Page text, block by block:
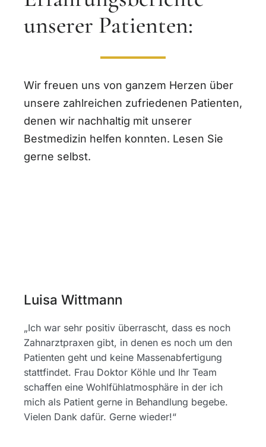
unserer Patienten:
Wir freuen uns von ganzem Herzen über
unsere zahlreichen zufriedenen Patienten,
denen wir nachhaltig mit unserer
Bestmedizin helfen konnten. Lesen Sie
gerne selbst.
Luisa Wittmann
„Ich war sehr positiv überrascht, dass es noch
Zahnarztpraxen gibt, in denen es noch um den
Patienten geht und keine Massenabfertigung
stattfindet. Frau Doktor Köhle und Ihr Team
schaffen eine Wohlfühlatmosphäre in der ich
mich als Patient gerne in Behandlung begebe.
Vielen Dank dafür. Gerne wieder!“